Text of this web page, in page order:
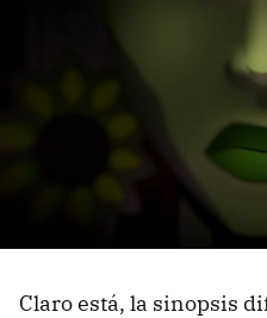
Claro está, la sinopsis